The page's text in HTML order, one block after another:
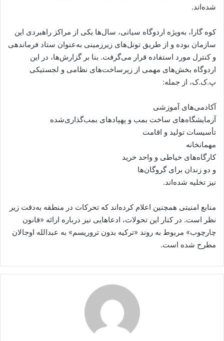
شده‌اند.
کوه گارا، به‌ویژه اردوگاه سیانی، سال‌ها یکی از مراکز راهبردی این
سازمان بوده و از طریق تونل‌های زیرزمینی به‌عنوان ستاد فرماندهی
و کنترل مورد استفاده قرار می‌گرفت. بنا بر گزارش‌ها، در این
اردوگاه بخش‌های مهمی از زیرساخت‌های نظامی و لجستیکی
پ.ک.ک، از جمله:
آکادمی‌های آموزشی
آزمایشگاه‌های ساخت بمب و پهپادهای بمب‌گذاری‌شده
تأسیسات تولید و اقامت
مهمانخانه
کارگاه‌های خیاطی و واحد خرید
و دو زندان برای گروگان‌ها
نیز تخلیه شده‌اند.
منابع امنیتی همچنین اعلام کرده‌اند که تحرکات در منطقه به‌دقت زیر
نظر است. در کنار این تحولات، ادعاهایی نیز درباره ارائه «قانون
چارچوب» مربوط به روند «ترکیه بدون تروریسم» به عبدالله اوجالان
مطرح شده است.